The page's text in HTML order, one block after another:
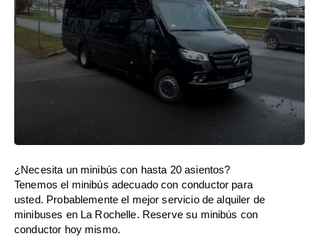
¿Necesita un minibús con hasta 20 asientos?
Tenemos el minibús adecuado con conductor para
usted. Probablemente el mejor servicio de alquiler de
minibuses en La Rochelle. Reserve su minibús con
conductor hoy mismo.